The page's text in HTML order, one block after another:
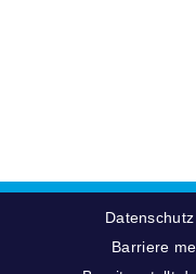
Datenschutz
Barriere